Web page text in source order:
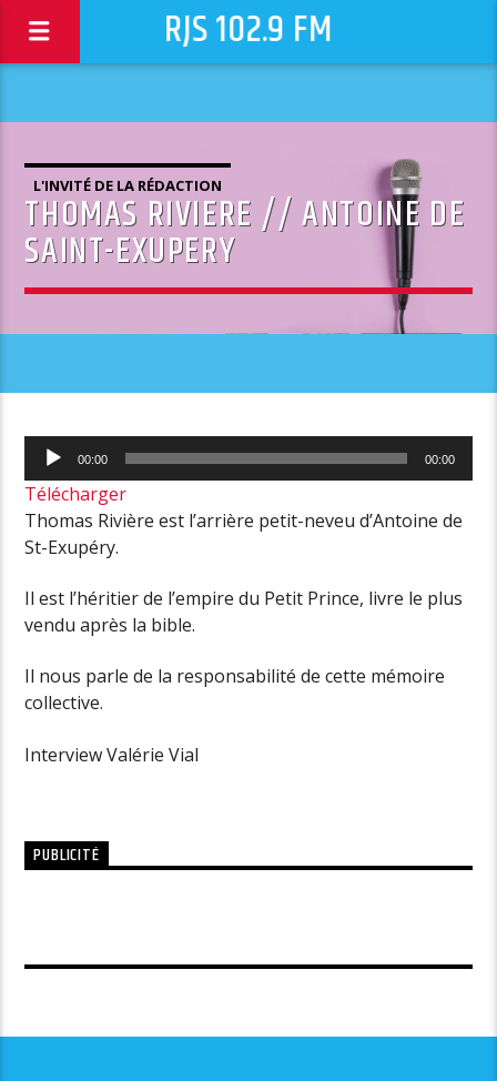
RJS 102.9 FM
L'INVITÉ DE LA RÉDACTION
THOMAS RIVIERE // ANTOINE DE
SAINT-EXUPERY
Lecteur
audio
00:00 00:00
Télécharger
Thomas Rivière est l’arrière petit-neveu d’Antoine de
St-Exupéry.
Il est l’héritier de l’empire du Petit Prince, livre le plus
vendu après la bible.
Il nous parle de la responsabilité de cette mémoire
collective.
Interview Valérie Vial
PUBLICITÉ